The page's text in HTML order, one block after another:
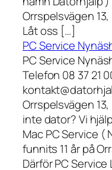
Orrspelsvägen
Låt oss […]
PC Service
PC Service
Telefon 08 37 21
Orrspelsvägen
inte dator? Vi
Mac PC Service (
funnits 11 år på
Därför PC